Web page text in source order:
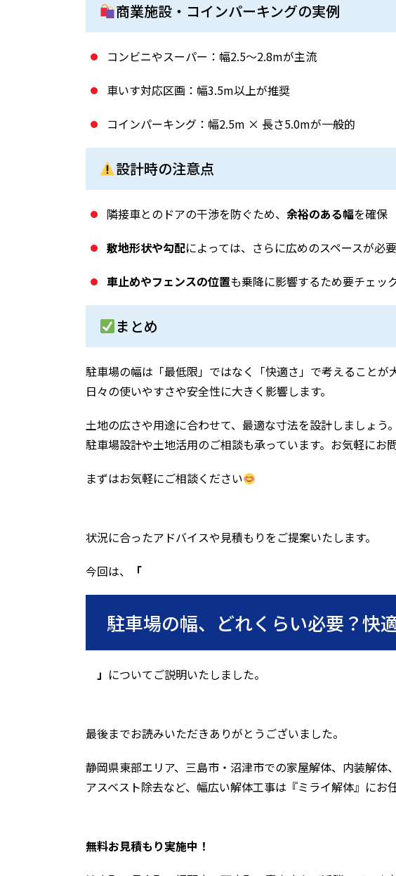
商業施設・コインパーキングの実例
コンビニやスーパー：幅2.5〜2.8mが主流
車いす対応区画：幅3.5m以上が推奨
コインパーキング：幅2.5m × 長さ5.0mが一般的
設計時の注意点
隣接車とのドアの干渉を防ぐため、 余裕のある幅を確保
敷地形状や勾配によっては、さらに広めのスペースが必要
車止めやフェンスの位置も乗降に影響するため要チェッ
まとめ
駐車場の幅は「最低限」ではなく「快適さ」で考えることが
日々の使いやすさや安全性に大きく影響します。
土地の広さや用途に合わせて、最適な寸法を設計しましょう
駐車場設計や土地活用のご相談も承っています。お気軽にお
まずはお気軽にご相談ください
状況に合ったアドバイスや見積もりをご提案いたします。
今回は、
「
駐車場の幅、どれくらい必要？快
」 についてご説明いたしました。
最後までお読みいただきありがとうございました。
静岡県東部エリア、三島市・沼津市での家屋解体、内装解体
アスベスト除去など、幅広い解体工事は『ミライ解体』にお
無料お見積もり実施中！